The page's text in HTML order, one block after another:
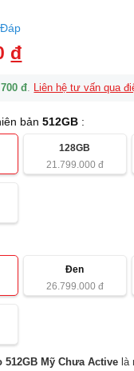
đ
đ. Liên hệ tư vấn qua
bản512GB :
128GB
21.799.000đ
Đen
26.799.000đ
512GB Mỹ Chưa Active là